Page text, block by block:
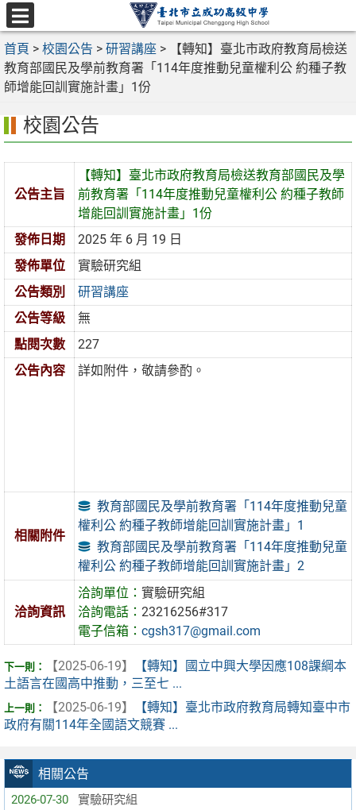
跳
至
主
要
內
選
單
首頁 > 校園公告 > 研習講座 >
【轉知】臺北市政府教育局檢送
教育部國民及學前教育署「114年度推動兒童權利公 約種子教
師增能回訓實施計畫」1份
相關公告
2026-07-30 實驗研究組
校園公告
公告主旨
【轉知】臺北市政府教育局檢送教育部國民及學
前教育署「114年度推動兒童權利公 約種子教師
增能回訓實施計畫」1份
發佈日期
2025 年 6 月 19 日
發佈單位
實驗研究組
公告類別
研習講座
公告等級
無
點閱次數
227
公告內容
詳如附件，敬請參酌。
相關附件
教育部國民及學前教育署「114年度推動兒童
權利公 約種子教師增能回訓實施計畫」1
教育部國民及學前教育署「114年度推動兒童
權利公 約種子教師增能回訓實施計畫」2
洽詢資訊
洽詢單位：實驗研究組
洽詢電話：23216256#317
電子信箱：cgsh317@gmail.com
【2025-06-19】
【轉知】國立中興大學因應108課綱本
土語言在國高中推動，三至七 ...
【2025-06-19】
【轉知】臺北市政府教育局轉知臺中市
政府有關114年全國語文競賽 ...